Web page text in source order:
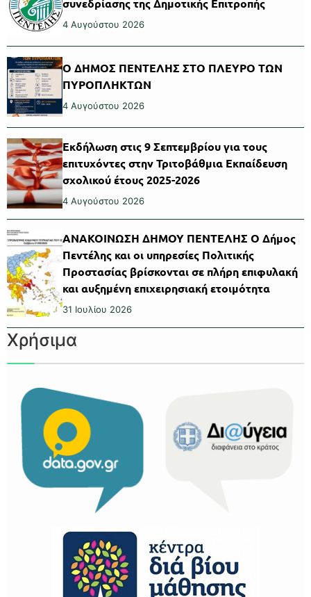
συνεδρίασης της Δημοτικής Επιτροπής
4 Αυγούστου 2026
Ο ΔΗΜΟΣ ΠΕΝΤΕΛΗΣ ΣΤΟ ΠΛΕΥΡΟ ΤΩΝ
ΠΥΡΟΠΛΗΚΤΩΝ
4 Αυγούστου 2026
Εκδήλωση στις 9 Σεπτεμβρίου για τους
επιτυχόντες στην Τριτοβάθμια Εκπαίδευση
σχολικού έτους 2025-2026
4 Αυγούστου 2026
ΑΝΑΚΟΙΝΩΣΗ ΔΗΜΟΥ ΠΕΝΤΕΛΗΣ Ο Δήμος
Πεντέλης και οι υπηρεσίες Πολιτικής
Προστασίας βρίσκονται σε πλήρη επιφυλακή
και αυξημένη επιχειρησιακή ετοιμότητα
31 Ιουλίου 2026
Χρήσιμα